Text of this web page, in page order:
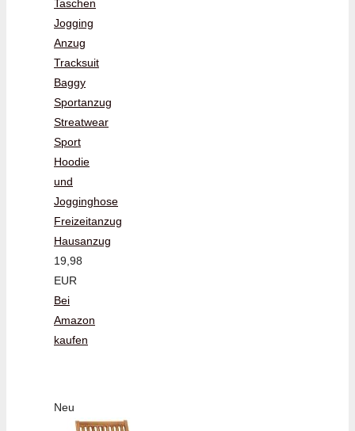
Taschen
Jogging
Anzug
Tracksuit
Baggy
Sportanzug
Streatwear
Sport
Hoodie
und
Jogginghose
Freizeitanzug
Hausanzug
19,98
EUR
Bei
Amazon
kaufen
Neu